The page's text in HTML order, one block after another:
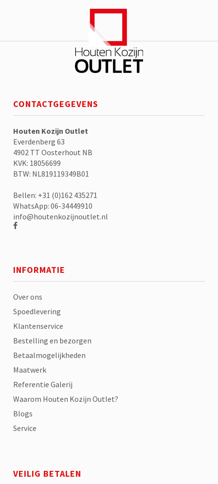
CONTACTGEGEVENS
Houten Kozijn Outlet
Everdenberg 63
4902 TT Oosterhout NB
KVK: 18056699
BTW: NL819119349B01
Bellen: +31 (0)162 435271
WhatsApp: 06-34449910
info@houtenkozijnoutlet.nl
INFORMATIE
Over ons
Spoedlevering
Klantenservice
Bestelling en bezorgen
Betaalmogelijkheden
Maatwerk
Referentie Galerij
Waarom Houten Kozijn Outlet?
Blogs
Service
VEILIG BETALEN